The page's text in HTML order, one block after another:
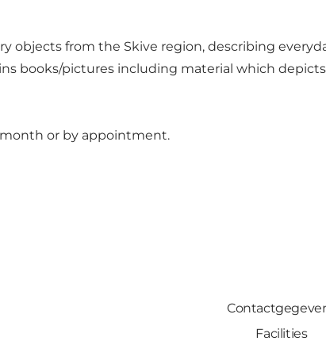
objects from the Skive region, describing
books/pictures including material which
or by appointment.
Facilities